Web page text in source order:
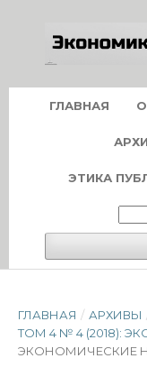
ГЛАВНАЯ
ЭТИКА
ГЛАВНАЯ / АРХИВЫ
ТОМ 4 № 4 (2018):
ЭКОНОМИЧЕСКИЕ